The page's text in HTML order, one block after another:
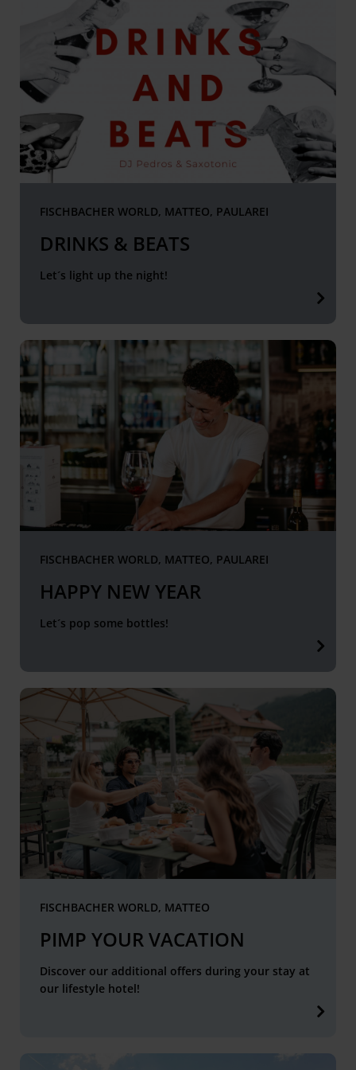
FISCHBACHER WORLD, MATTEO, PAULAREI
DRINKS & BEATS
Let´s light up the night!
FISCHBACHER WORLD, MATTEO, PAULAREI
HAPPY NEW YEAR
Let´s pop some bottles!
FISCHBACHER WORLD, MATTEO
PIMP YOUR VACATION
Discover our additional offers during your stay at
our lifestyle hotel!